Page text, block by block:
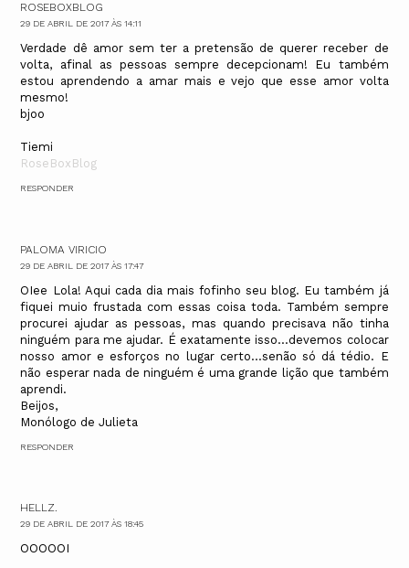
ROSEBOXBLOG
29 DE ABRIL DE 2017 ÀS 14:11
Verdade dê amor sem ter a pretensão de querer receber de
volta, afinal as pessoas sempre decepcionam! Eu também
estou aprendendo a amar mais e vejo que esse amor volta
mesmo!
bjoo
Tiemi
RoseBoxBlog
RESPONDER
PALOMA VIRICIO
29 DE ABRIL DE 2017 ÀS 17:47
OIee Lola! Aqui cada dia mais fofinho seu blog. Eu também já
fiquei muio frustada com essas coisa toda. Também sempre
procurei ajudar as pessoas, mas quando precisava não tinha
ninguém para me ajudar. É exatamente isso...devemos colocar
nosso amor e esforços no lugar certo...senão só dá tédio. E
não esperar nada de ninguém é uma grande lição que também
aprendi.
Beijos,
Monólogo de Julieta
RESPONDER
HELLZ.
29 DE ABRIL DE 2017 ÀS 18:45
OOOOOI